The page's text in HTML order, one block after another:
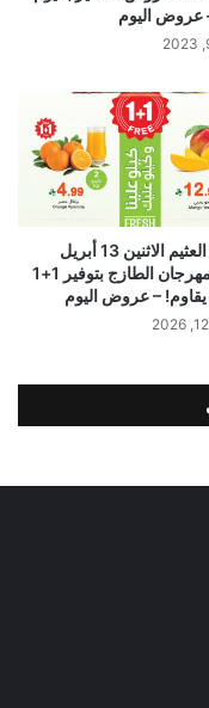
عروض اليوم
عروض العثيم الاثنين 13 أبريل
2026 مهرجان الطازج بتوفير 1+1
يقاوم! – عروض اليوم